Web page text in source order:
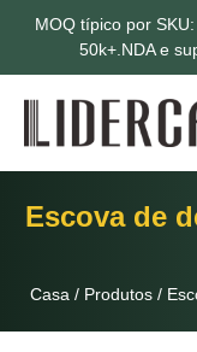
MOQ típico por
50k+.NDA e
Escova de
Casa / Produtos /